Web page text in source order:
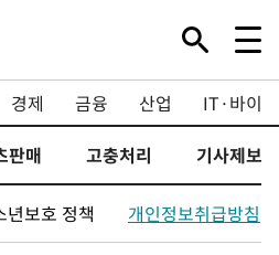
경제 금융 산업
IT·바이오
판매 고충처리 기사제보
보호 정책 개인정보취급방침